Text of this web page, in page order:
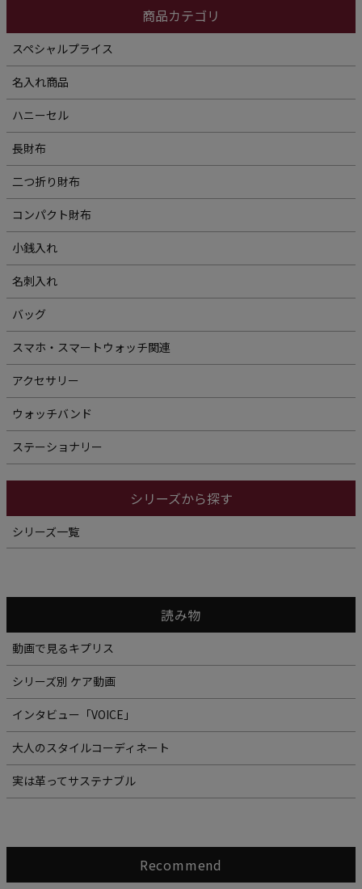
商品カテゴリ
スペシャルプライス
名入れ商品
ハニーセル
長財布
二つ折り財布
コンパクト財布
小銭入れ
名刺入れ
バッグ
スマホ・スマートウォッチ関連
アクセサリー
ウォッチバンド
ステーショナリー
シリーズから探す
シリーズ一覧
読み物
動画で見るキプリス
シリーズ別 ケア動画
インタビュー「VOICE」
大人のスタイルコーディネート
実は革ってサステナブル
Recommend